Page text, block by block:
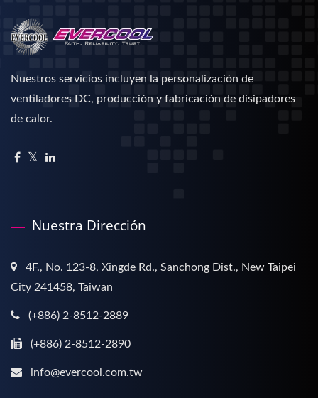
Nuestros servicios incluyen la personalización de
ventiladores DC, producción y fabricación de disipadores
de calor.
Nuestra Dirección
4F., No. 123-8, Xingde Rd., Sanchong Dist., New Taipei
City 241458, Taiwan
(+886) 2-8512-2889
(+886) 2-8512-2890
info@evercool.com.tw